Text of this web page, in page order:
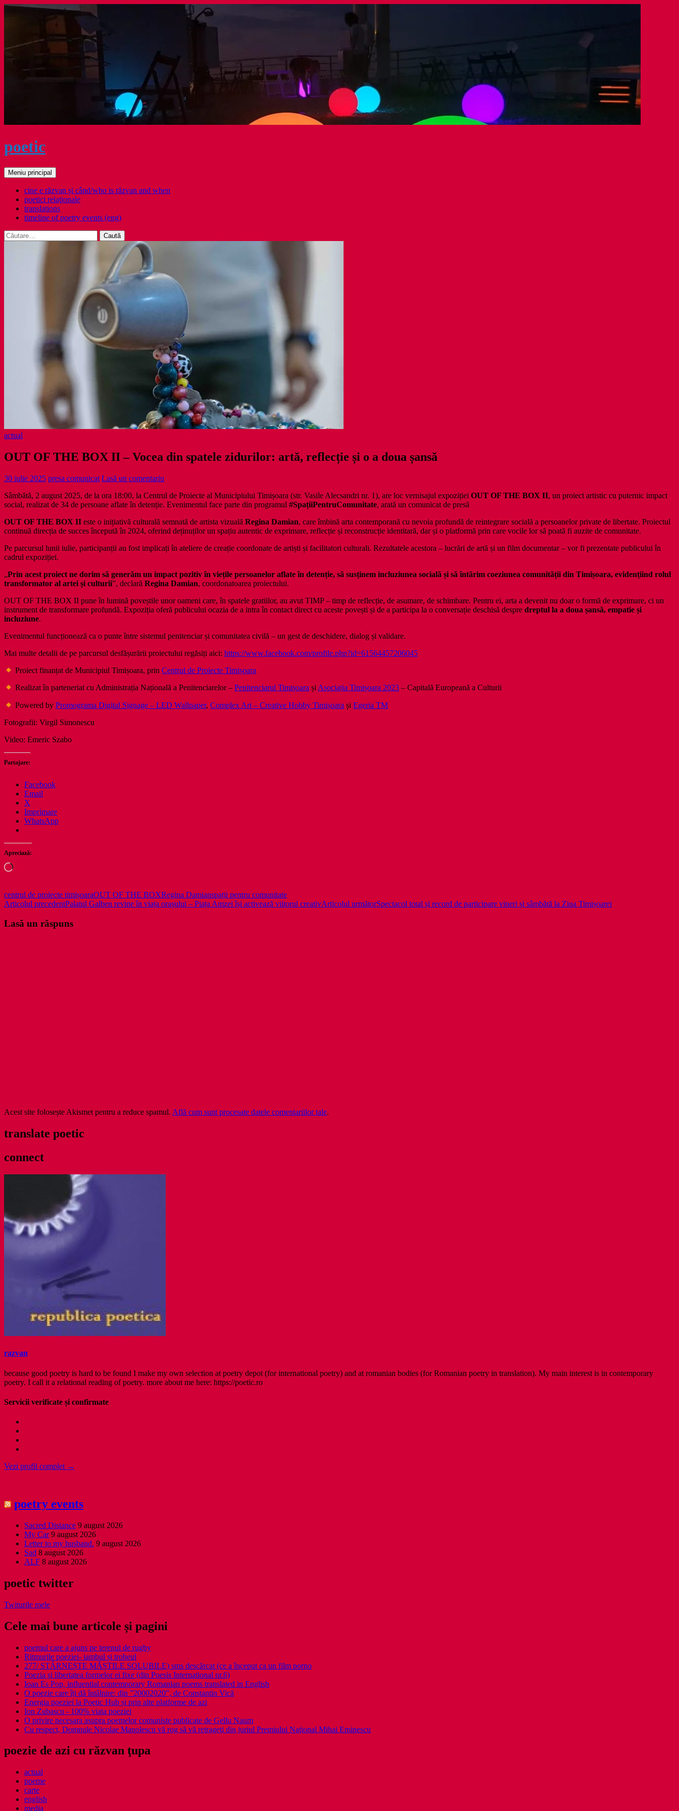
Sari
poetic
Caută
Meniu principal
cine e răzvan și când/who is răzvan and when
poetici relaţionale
translations
timeline of poetry events (eng)
Caută
după:
actual
OUT OF THE BOX II – Vocea din spatele zidurilor: artă, reflecție și o a doua șansă
30 iulie 2025 presa comunicat Lasă un comentariu
Sâmbătă, 2 august 2025, de la ora 18:00, la Centrul de Proiecte al Municipiului Timișoara (str. Vasile Alecsandri nr. 1), are loc vernisajul expoziției OUT OF THE BOX II, un proiect artistic cu puternic impact
social, realizat de 34 de persoane aflate în detenție. Evenimentul face parte din programul #SpațiiPentruComunitate, arată un comunicat de presă
OUT OF THE BOX II este o inițiativă culturală semnată de artista vizuală Regina Damian, care îmbină arta contemporană cu nevoia profundă de reintegrare socială a persoanelor private de libertate. Proiectul
continuă direcția de succes începută în 2024, oferind deținuților un spațiu autentic de exprimare, reflecție și reconstrucție identitară, dar și o platformă prin care vocile lor să poată fi auzite de comunitate.
Pe parcursul lunii iulie, participanții au fost implicați în ateliere de creație coordonate de artiști și facilitatori culturali. Rezultatele acestora – lucrări de artă și un film documentar – vor fi prezentate publicului în
cadrul expoziției.
„Prin acest proiect ne dorim să generăm un impact pozitiv în viețile persoanelor aflate în detenție, să susținem incluziunea socială și să întărim coeziunea comunității din Timișoara, evidențiind rolul
transformator al artei și culturii”, declară Regina Damian, coordonatoarea proiectului.
OUT OF THE BOX II pune în lumină poveștile unor oameni care, în spatele gratiilor, au avut TIMP – timp de reflecție, de asumare, de schimbare. Pentru ei, arta a devenit nu doar o formă de exprimare, ci un
instrument de transformare profundă. Expoziția oferă publicului ocazia de a intra în contact direct cu aceste povești și de a participa la o conversație deschisă despre dreptul la a doua șansă, empatie și
incluziune.
Evenimentul funcționează ca o punte între sistemul penitenciar și comunitatea civilă – un gest de deschidere, dialog și validare.
Mai multe detalii de pe parcursul desfășurării proiectului regăsiți aici: https://www.facebook.com/profile.php?id=61564457206045
Proiect finanțat de Municipiul Timișoara, prinCentrul de Proiecte Timișoara
Realizat în parteneriat cu Administrația Națională a Penitenciarelor –Penitenciarul Timișoara șiAsociația Timișoara 2023 – Capitală Europeană a Culturii
Powered byPromograma Digital Signage – LED Wallpaper,Complex Art – Creative Hobby Timișoara șiEgeria TM
Fotografii: Virgil Simonescu
Video: Emeric Szabo
Partajare:
Facebook
Email
X
Imprimare
WhatsApp
Apreciază:
Încarc...
centrul de proiecte timișoaraOUT OF THE BOXRegina Damianspații pentru comunitate
Navigare
în
Articolul precedentPalatul Galben revine în viața orașului – Piața Amzei își activează viitorul creativArticolul următorSpectacol total și record de participare vineri și sâmbătă la Ziua Timișoarei
Lasă un răspuns
Acest site folosește Akismet pentru a reduce spamul. Află cum sunt procesate datele comentariilor tale.
translate poetic
connect
razvan
because good poetry is hard to be found I make my own selection at poetry depot (for international poetry) and at romanian bodies (for Romanian poetry in translation). My main interest is in contemporary
poetry. I call it a relational reading of poetry. more about me here: https://poetic.ro
Servicii verificate și confirmate
Vezi profil complet →
poetry events
Sacred Distance 9 august 2026
My Car 9 august 2026
Letter to my husband. 9 august 2026
Sad 8 august 2026
ALF 8 august 2026
poetic twitter
Twiturile mele
Cele mai bune articole și pagini
poemul care a ajuns pe terenul de rugby
Ritmurile poeziei- iambul și troheul
277/ STÂRNEȘTE MĂȘTILE SOLUBILE) sms descărcat (ce a început ca un film porno
Poezia şi libertatea formelor ei fixe (din Poesis International nr.6)
Ioan Es Pop, influential contemporary Romanian poems translated in English
O poezie care îți dă întâlnire: din ”20002020”, de Constantin Vică
Energia poeziei la Poetic Hub și prin alte platforme de azi
Ion Zubascu - 100% viata poeziei
O privire necesara asupra poemelor comuniste publicate de Gellu Naum
Cu respect, Domnule Nicolae Manolescu vă rog să vă retrageţi din juriul Premiului Naţional Mihai Eminescu
poezie de azi cu răzvan ţupa
actual
poeme
carte
english
media